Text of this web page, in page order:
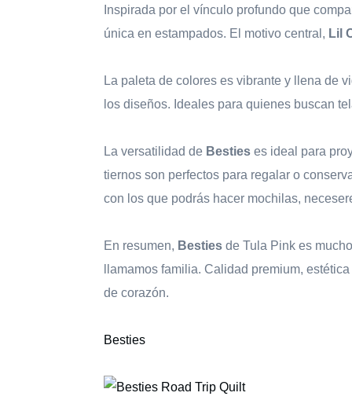
Inspirada por el vínculo profundo que
única en estampados. El motivo central, Lil
La paleta de colores es vibrante y llena de
los diseños. Ideales para quienes buscan
La versatilidad de Besties es ideal para
tiernos son perfectos para regalar o
con los que podrás hacer mochilas,
En resumen, Besties de Tula Pink es
llamamos familia. Calidad premium,
de corazón.
Besties